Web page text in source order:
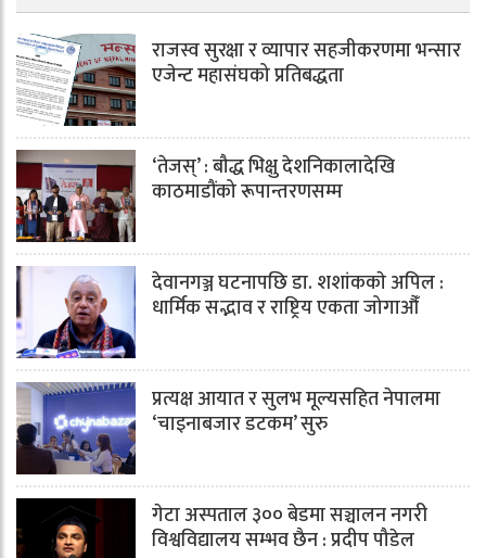
राजस्व सुरक्षा र व्यापार सहजीकरणमा भन्सार
एजेन्ट महासंघको प्रतिबद्धता
‘तेजस्’ : बौद्ध भिक्षु देशनिकालादेखि
काठमाडौंको रूपान्तरणसम्म
देवानगञ्ज घटनापछि डा. शशांककाे अपिल :
धार्मिक सद्भाव र राष्ट्रिय एकता जोगाऔँ
प्रत्यक्ष आयात र सुलभ मूल्यसहित नेपालमा
‘चाइनाबजार डटकम’ सुरु
गेटा अस्पताल ३०० बेडमा सञ्चालन नगरी
विश्वविद्यालय सम्भव छैन : प्रदीप पौडेल